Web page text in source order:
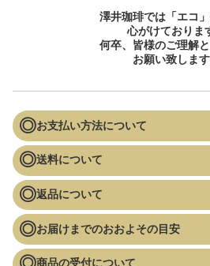
澤井珈琲では「エコ
心がけておりま
何卒、皆様のご理解
お願い致します
お支払い方法について
送料について
返品について
お届けまでのおおよその目安
商品の受付について